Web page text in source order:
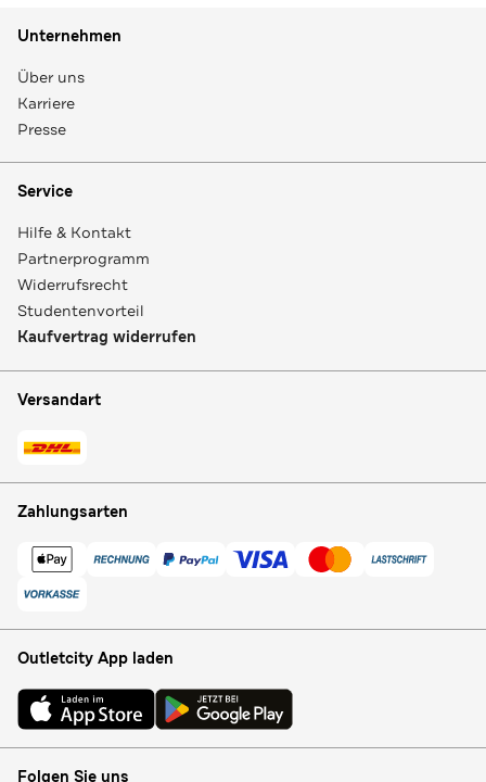
Unternehmen
Über uns
Karriere
Presse
Service
Hilfe & Kontakt
Partnerprogramm
Widerrufsrecht
Studentenvorteil
Kaufvertrag widerrufen
Versandart
Zahlungsarten
Outletcity App laden
Folgen Sie uns